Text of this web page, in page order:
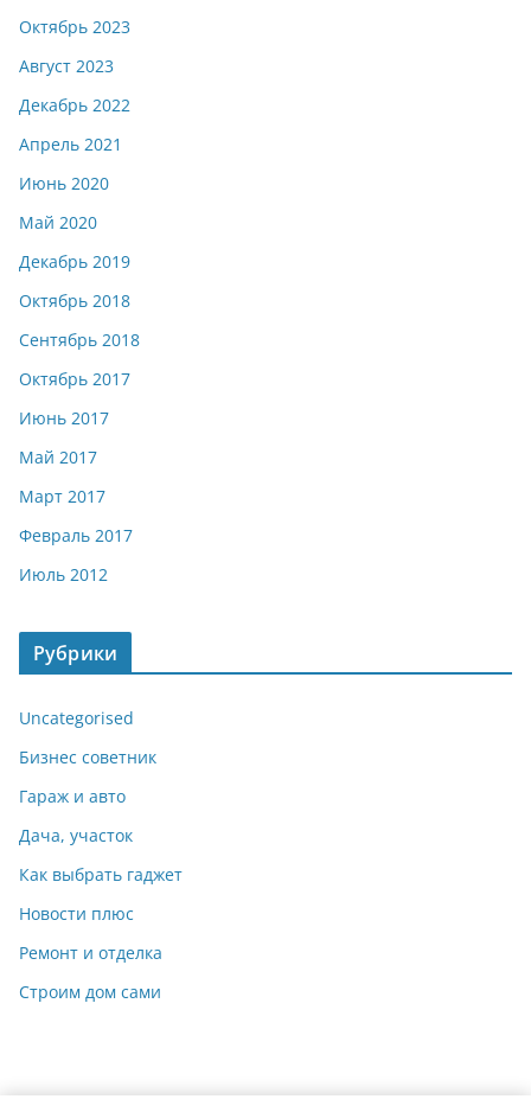
Октябрь 2023
Август 2023
Декабрь 2022
Апрель 2021
Июнь 2020
Май 2020
Декабрь 2019
Октябрь 2018
Сентябрь 2018
Октябрь 2017
Июнь 2017
Май 2017
Март 2017
Февраль 2017
Июль 2012
Рубрики
Uncategorised
Бизнес советник
Гараж и авто
Дача, участок
Как выбрать гаджет
Новости плюс
Ремонт и отделка
Строим дом сами